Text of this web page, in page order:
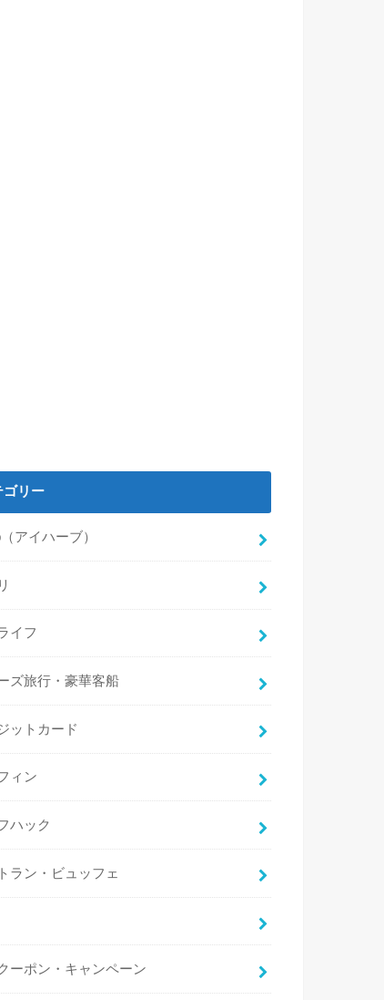
ゴリー
アイハーブ）
イフ
ズ旅行・豪華客船
ットカード
ィン
ハック
ラン・ビュッフェ
ーポン・キャンペーン